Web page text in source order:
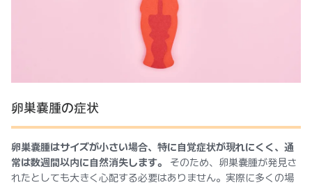
卵巣嚢腫の症状
卵巣嚢腫はサイズが小さい場合、特に自覚症状が現れにくく、通
常は数週間以内に自然消失します。
そのため、卵巣嚢腫が発見さ
れたとしても大きく心配する必要はありません。実際に多くの場